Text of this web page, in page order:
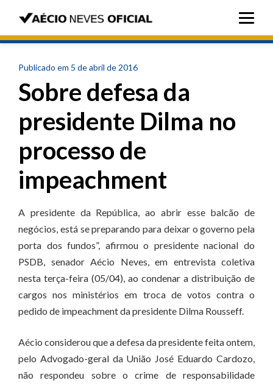
Publicado em 5 de abril de 2016
Sobre defesa da
presidente Dilma no
processo de
impeachment
A presidente da República, ao abrir esse balcão de
negócios, está se preparando para deixar o governo pela
porta dos fundos”, afirmou o presidente nacional do
PSDB, senador Aécio Neves, em entrevista coletiva
nesta terça-feira (05/04), ao condenar a distribuição de
cargos nos ministérios em troca de votos contra o
pedido de impeachment da presidente Dilma Rousseff.
Aécio considerou que a defesa da presidente feita ontem,
pelo Advogado-geral da União José Eduardo Cardozo,
não respondeu sobre o crime de responsabilidade